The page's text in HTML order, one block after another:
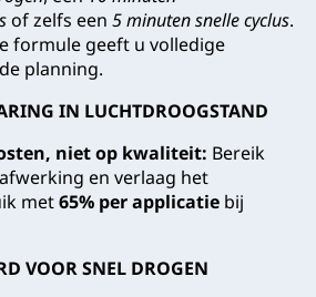
of zelfs een 5 minuten snelle cyclus.
formule geeft u volledige
planning.
IN LUCHTDROOGSTAND
niet op kwaliteit: Bereik
en verlaag het
met65% per applicatie bij
VOOR SNEL DROGEN